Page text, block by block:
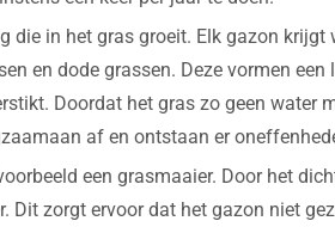
die in het gras groeit. Elk gazon krijgt
en dode grassen. Deze vormen een
Doordat het gras zo geen water
af en ontstaan er
een grasmaaier. Door het
Dit zorgt ervoor dat het gazon niet